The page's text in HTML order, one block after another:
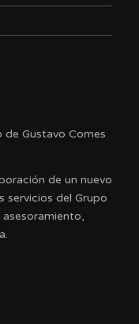
Gustavo Comes
de un nuevo
servicios del Grupo